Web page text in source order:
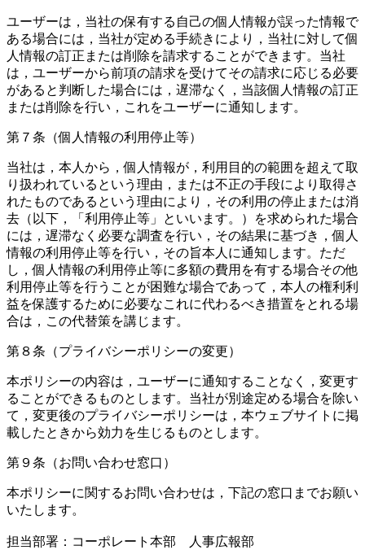
ユーザーは，当社の保有する自己の個人情報が誤った情報で
ある場合には，当社が定める手続きにより，当社に対して個
人情報の訂正または削除を請求することができます。当社
は，ユーザーから前項の請求を受けてその請求に応じる必要
があると判断した場合には，遅滞なく，当該個人情報の訂正
または削除を行い，これをユーザーに通知します。
第７条（個人情報の利用停止等）
当社は，本人から，個人情報が，利用目的の範囲を超えて取
り扱われているという理由，または不正の手段により取得さ
れたものであるという理由により，その利用の停止または消
去（以下，「利用停止等」といいます。）を求められた場合
には，遅滞なく必要な調査を行い，その結果に基づき，個人
情報の利用停止等を行い，その旨本人に通知します。ただ
し，個人情報の利用停止等に多額の費用を有する場合その他
利用停止等を行うことが困難な場合であって，本人の権利利
益を保護するために必要なこれに代わるべき措置をとれる場
合は，この代替策を講じます。
第８条（プライバシーポリシーの変更）
本ポリシーの内容は，ユーザーに通知することなく，変更す
ることができるものとします。当社が別途定める場合を除い
て，変更後のプライバシーポリシーは，本ウェブサイトに掲
載したときから効力を生じるものとします。
第９条（お問い合わせ窓口）
本ポリシーに関するお問い合わせは，下記の窓口までお願い
いたします。
担当部署：コーポレート本部 人事広報部